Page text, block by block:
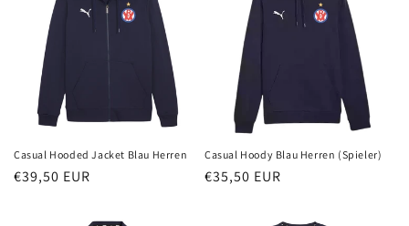
Casual Hooded Jacket Blau Herren
Normaler
€39,50 EUR
Casual Hoody Blau Herren (Spieler)
Normaler
€35,50 EUR